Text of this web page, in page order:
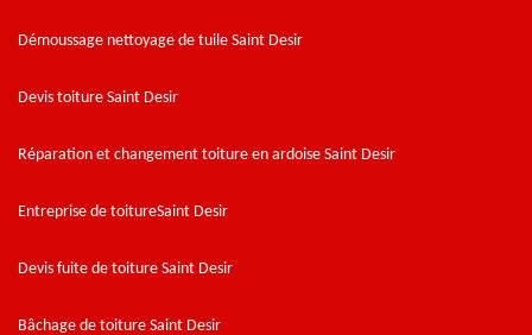
Démoussage nettoyage de tuile Saint Desir
Devis toiture Saint Desir
Réparation et changement toiture en ardoise Saint Desir
Entreprise de toitureSaint Desir
Devis fuite de toiture Saint Desir
Bâchage de toiture Saint Desir